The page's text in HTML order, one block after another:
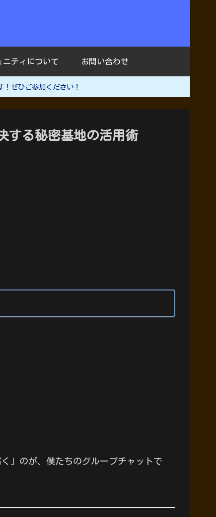
ニティについて お問い合わせ
ぜひご参加ください！
する秘密基地の活用術
」のが、僕たちのグループチャットで